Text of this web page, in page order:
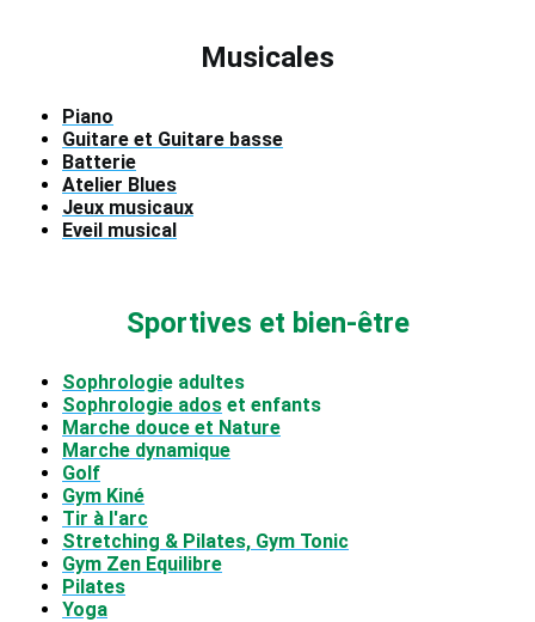
Musicales
Piano
Guitare et Guitare basse
Batterie
Atelier Blues
Jeux musicaux
Eveil musical
Sportives et bien-être
Sophrologie adultes
Sophrologie ados et enfants
Marche douce et Nature
Marche dynamique
Golf
Gym Kiné
Tir à l'arc
Stretching & Pilates, Gym Tonic
Gym Zen Equilibre
Pilates
Yoga